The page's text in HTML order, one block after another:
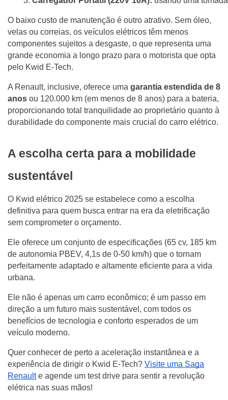
O baixo custo de manutenção é outro atrativo. Sem óleo,
velas ou correias, os veículos elétricos têm menos
componentes sujeitos a desgaste, o que representa uma
grande economia a longo prazo para o motorista que opta
pelo Kwid E-Tech.
A Renault, inclusive, oferece uma garantia estendida de 8
anos ou 120.000 km (em menos de 8 anos) para a bateria,
proporcionando total tranquilidade ao proprietário quanto à
durabilidade do componente mais crucial do carro elétrico.
A escolha certa para a mobilidade
sustentável
O Kwid elétrico 2025 se estabelece como a escolha
definitiva para quem busca entrar na era da eletrificação
sem comprometer o orçamento.
Ele oferece um conjunto de especificações (65 cv, 185 km
de autonomia PBEV, 4,1s de 0-50 km/h) que o tornam
perfeitamente adaptado e altamente eficiente para a vida
urbana.
Ele não é apenas um carro econômico; é um passo em
direção a um futuro mais sustentável, com todos os
benefícios de tecnologia e conforto esperados de um
veículo moderno.
Quer conhecer de perto a aceleração instantânea e a
experiência de dirigir o Kwid E-Tech? Visite uma Saga
Renaulte agende um test drive para sentir a revolução
elétrica nas suas mãos!